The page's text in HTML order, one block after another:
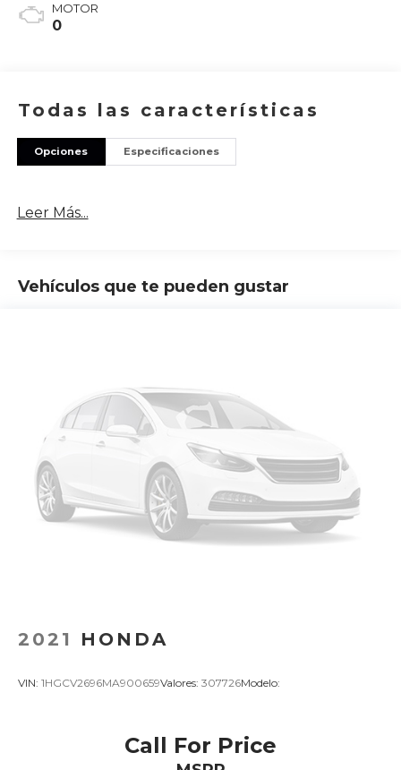
MOTOR
0
Todas las características
Opciones Especificaciones
Leer Más...
Vehículos que te pueden gustar
2021 HONDA
VIN: 1HGCV2696MA900659Valores: 307726Modelo:
Call For Price